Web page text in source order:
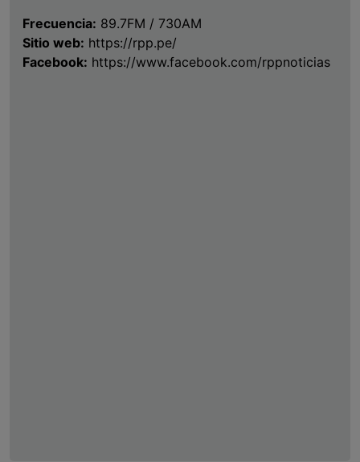
Frecuencia: 89.7FM / 730AM
Sitio web: https://rpp.pe/
Facebook: https://www.facebook.com/rppnoticias